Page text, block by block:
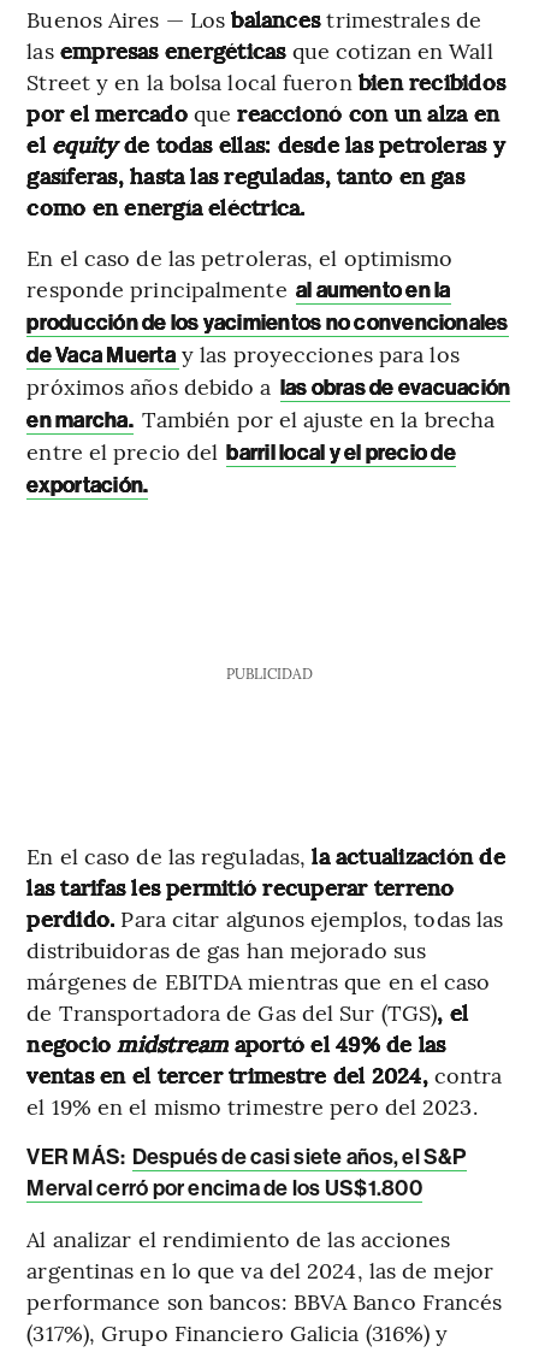
Buenos Aires — Losbalancestrimestrales de
las empresas energéticasque cotizan en Wall
Street y en la bolsa local fueron bien recibidos
por el mercadoquereaccionó con un alza en
el equityde todas ellas: desde las petroleras y
gasíferas, hasta las reguladas, tanto en gas
como en energía eléctrica.
En el caso de las petroleras, el optimismo
responde principalmente al aumento en la
producción de los yacimientos no convencionales
de Vaca Muerta y las proyecciones para los
próximos años debido a las obras de evacuación
en marcha. También por el ajuste en la brecha
entre el precio del barril local y el precio de
exportación.
PUBLICIDAD
En el caso de las reguladas,la actualización de
las tarifas les permitió recuperar terreno
perdido. Para citar algunos ejemplos, todas las
distribuidoras de gas han mejorado sus
márgenes de EBITDA mientras que en el caso
de Transportadora de Gas del Sur (TGS), el
negociomidstreamaportó el 49% de las
ventas en el tercer trimestre del 2024,contra
el 19% en el mismo trimestre pero del 2023.
VER MÁS: Después de casi siete años, el S&P
Merval cerró por encima de los US$1.800
Al analizar el rendimiento de las acciones
argentinas en lo que va del 2024, las de mejor
performance son bancos: BBVA Banco Francés
(317%), Grupo Financiero Galicia (316%) y